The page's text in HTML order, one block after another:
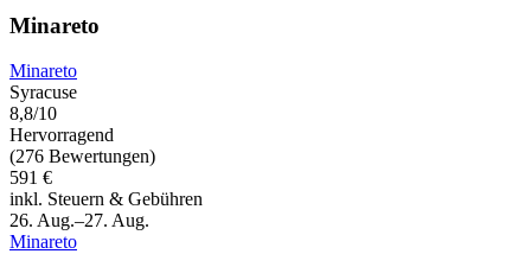
Minareto
Minareto
Syracuse
8,8/10
Hervorragend
(276 Bewertungen)
591 €
inkl. Steuern & Gebühren
26. Aug.–27. Aug.
Minareto